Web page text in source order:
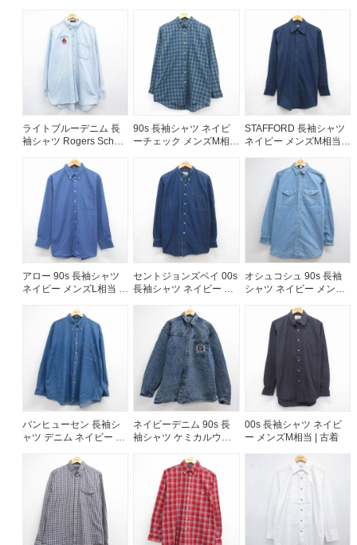
イビー チェック 26jul31
ライトブルーデニム 長
袖シャツ Rogers School
90s 長袖シャツ ネイビ
ーチェック メンズM相当
STAFFORD 長袖シャツ
ネイビー メンズM相当 |
アロー 90s 長袖シャツ
ネイビー メンズL相当 |
セントジョンズベイ 00s
長袖シャツ ネイビー メ
オシュコシュ 90s 長袖
シャツ ネイビー メンズ
バンヒューセン 長袖シ
ャツ デニム ネイビー メ
ネイビーデニム 90s 長
袖シャツ ケミカルウォ
00s 長袖シャツ ネイビ
ー メンズM相当 | 古着